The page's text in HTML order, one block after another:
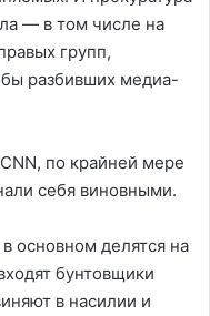
— в том числе на
групп,
разбивших медиа-
по крайней мере
себя виновными.
основном делятся на
бунтовщики
в насилии и